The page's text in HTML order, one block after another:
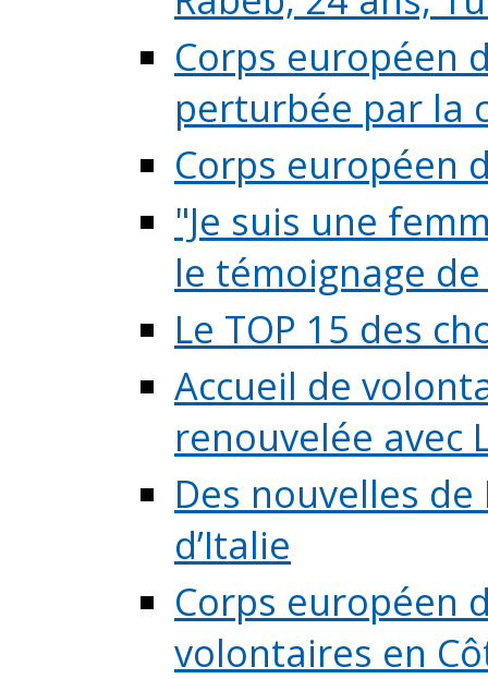
Corps européen
perturbée par la
Corps européen
"Je suis une
le témoignage de
Le TOP 15 des
Accueil de
renouvelée avec
Des nouvelles
d’Italie
Corps européen
volontaires en